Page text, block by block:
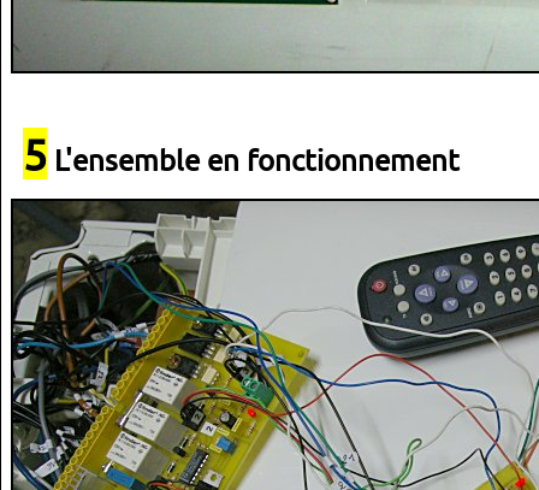
5 L'ensemble en fonctionnement